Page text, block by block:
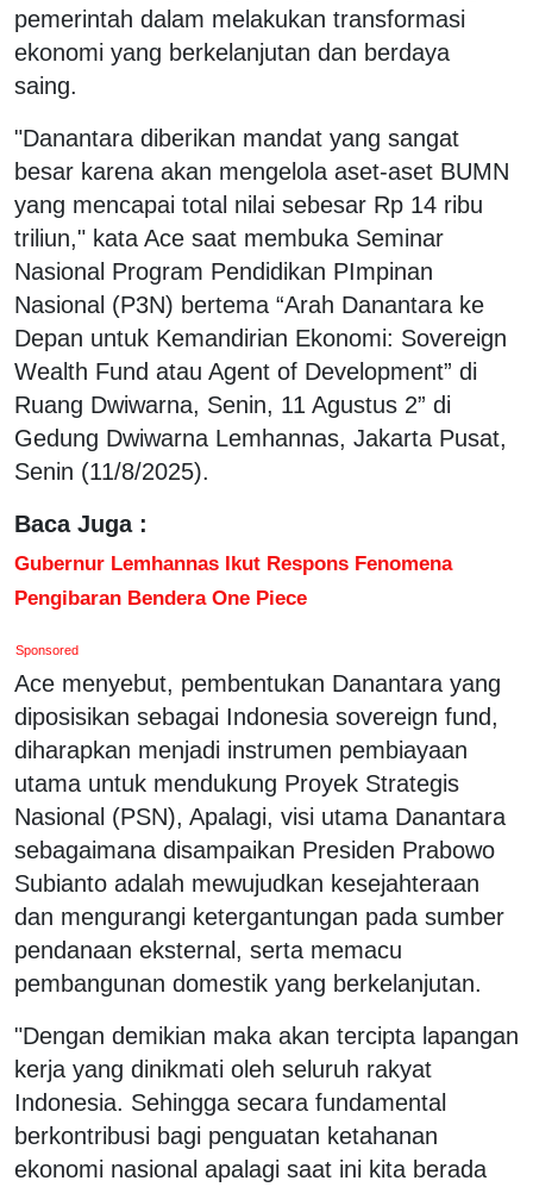
pemerintah dalam melakukan transformasi
ekonomi yang berkelanjutan dan berdaya
saing.
"Danantara diberikan mandat yang sangat
besar karena akan mengelola aset-aset BUMN
yang mencapai total nilai sebesar Rp 14 ribu
triliun," kata Ace saat membuka Seminar
Nasional Program Pendidikan PImpinan
Nasional (P3N) bertema “Arah Danantara ke
Depan untuk Kemandirian Ekonomi: Sovereign
Wealth Fund atau Agent of Development” di
Ruang Dwiwarna, Senin, 11 Agustus 2” di
Gedung Dwiwarna Lemhannas, Jakarta Pusat,
Senin (11/8/2025).
Baca Juga :
Gubernur Lemhannas Ikut Respons Fenomena
Pengibaran Bendera One Piece
Sponsored
Ace menyebut, pembentukan Danantara yang
diposisikan sebagai Indonesia sovereign fund,
diharapkan menjadi instrumen pembiayaan
utama untuk mendukung Proyek Strategis
Nasional (PSN), Apalagi, visi utama Danantara
sebagaimana disampaikan Presiden Prabowo
Subianto adalah mewujudkan kesejahteraan
dan mengurangi ketergantungan pada sumber
pendanaan eksternal, serta memacu
pembangunan domestik yang berkelanjutan.
"Dengan demikian maka akan tercipta lapangan
kerja yang dinikmati oleh seluruh rakyat
Indonesia. Sehingga secara fundamental
berkontribusi bagi penguatan ketahanan
ekonomi nasional apalagi saat ini kita berada